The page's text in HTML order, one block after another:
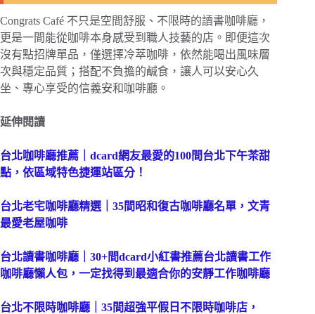
Congrats Café 不只是空間舒服、不限時的讀書咖啡廳，
更是一間能從咖啡本身感受到職人技藝的店。即便這次
沒有點招牌單品，僅選擇冷萃咖啡，依然能喝出風味層
次與穩定品質；搭配不負擔的鹹食，讓人可以安心久
坐、專心享受的信義安和咖啡廳。
延伸閱讀
台北咖啡廳推薦｜dcard網友最愛的100間台北下午茶甜
點，依區域特色捷運站區分！
台北老宅咖啡廳精選｜35間昭和復古咖啡廳名單，文青
最愛老屋咖啡
台北讀書咖啡廳｜30+間dcard小紅書推薦台北讀書工作
咖啡廳懶人包，一定找得到最適合你的安靜工作咖啡廳
台北不限時咖啡廳｜35間超強平假日不限時咖啡店，